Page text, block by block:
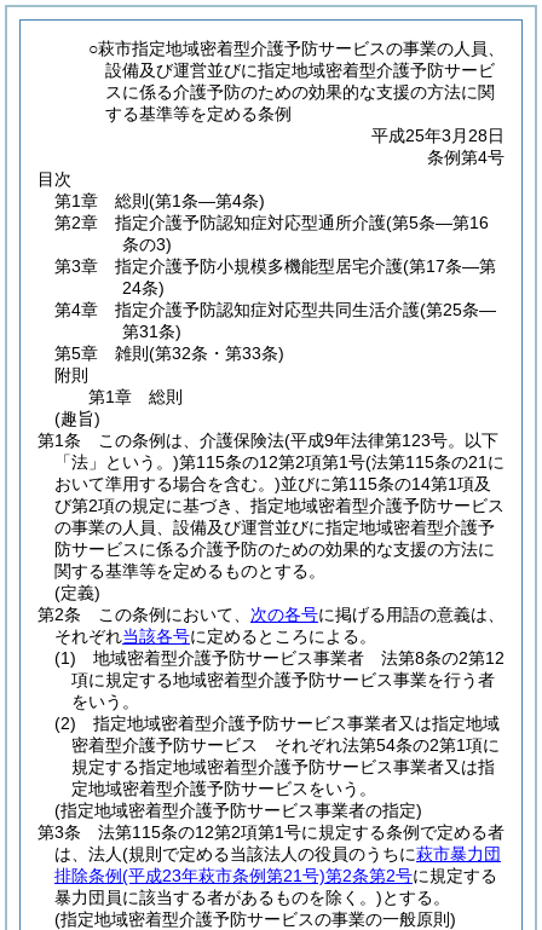
○萩市指定地域密着型介護予防サービスの事業の人員、
設備及び運営並びに指定地域密着型介護予防サービ
スに係る介護予防のための効果的な支援の方法に関
する基準等を定める条例
平成25年3月28日
条例第4号
目次
第1章
総則 (第1条―第4条)
第2章
指定介護予防認知症対応型通所介護(第5条―第16
条の3)
第3章
指定介護予防小規模多機能型居宅介護(第17条―第
24条)
第4章
指定介護予防認知症対応型共同生活介護(第25条―
第31条)
第5章
雑則 (第32条・第33条)
附則
第1章
総則
(趣旨)
第1条
この条例は、介護保険法(平成9年法律第123号。以下
「法」という。)第115条の12第2項第1号(法第115条の21に
おいて準用する場合を含む。)並びに第115条の14第1項及
び第2項の規定に基づき、指定地域密着型介護予防サービス
の事業の人員、設備及び運営並びに指定地域密着型介護予
防サービスに係る介護予防のための効果的な支援の方法に
関する基準等を定めるものとする。
(定義)
第2条
この条例において、 次の各号に掲げる用語の意義は、
それぞれ当該各号に定めるところによる。
(1)
地域密着型介護予防サービス事業者 法第8条の2第12
項に規定する地域密着型介護予防サービス事業を行う者
をいう。
(2)
指定地域密着型介護予防サービス事業者又は指定地域
密着型介護予防サービス それぞれ法第54条の2第1項に
規定する指定地域密着型介護予防サービス事業者又は指
定地域密着型介護予防サービスをいう。
(指定地域密着型介護予防サービス事業者の指定)
第3条
法第115条の12第2項第1号に規定する条例で定める者
は、法人(規則で定める当該法人の役員のうちに萩市暴力団
排除条例(平成23年萩市条例第21号)第2条第2号に規定する
暴力団員に該当する者があるものを除く。)とする。
(指定地域密着型介護予防サービスの事業の一般原則)